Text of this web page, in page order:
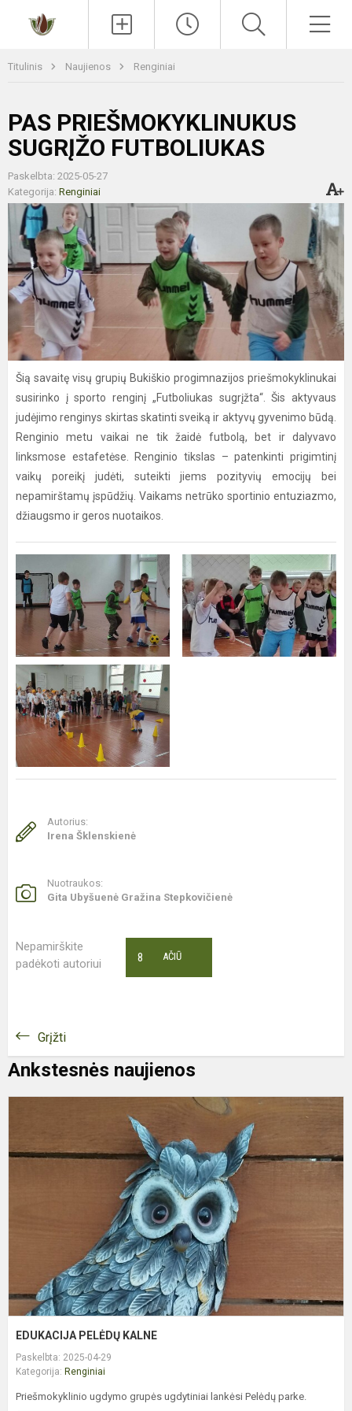
Titulinis Naujienos Renginiai
PAS PRIEŠMOKYKLINUKUS
SUGRĮŽO FUTBOLIUKAS
Paskelbta: 2025-05-27
Kategorija: Renginiai
Šią savaitę visų grupių Bukiškio progimnazijos priešmokyklinukai
susirinko į sporto renginį „Futboliukas sugrįžta“. Šis aktyvaus
judėjimo renginys skirtas skatinti sveiką ir aktyvų gyvenimo būdą.
Renginio metu vaikai ne tik žaidė futbolą, bet ir dalyvavo
linksmose estafetėse. Renginio tikslas – patenkinti prigimtinį
vaikų poreikį judėti, suteikti jiems pozityvių emocijų bei
nepamirštamų įspūdžių. Vaikams netrūko sportinio entuziazmo,
džiaugsmo ir geros nuotaikos.
Autorius:
Irena Šklenskienė
Nuotraukos:
Gita Ubyšuenė Gražina Stepkovičienė
Nepamirškite
padėkoti autoriui
AČIŪ
8
Grįžti
Ankstesnės naujienos
EDUKACIJA PELĖDŲ KALNE
Paskelbta: 2025-04-29
Kategorija: Renginiai
Priešmokyklinio ugdymo grupės ugdytiniai lankėsi Pelėdų parke.